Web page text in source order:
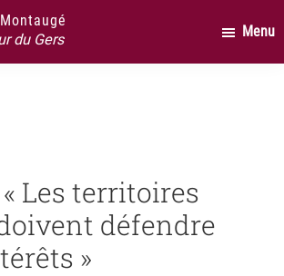
du Gers
Menu
Les territoires
défendre
»